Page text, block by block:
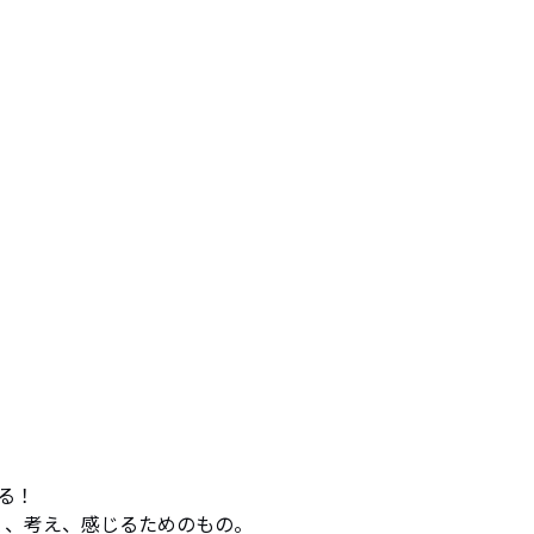
！
考え、感じるためのもの。